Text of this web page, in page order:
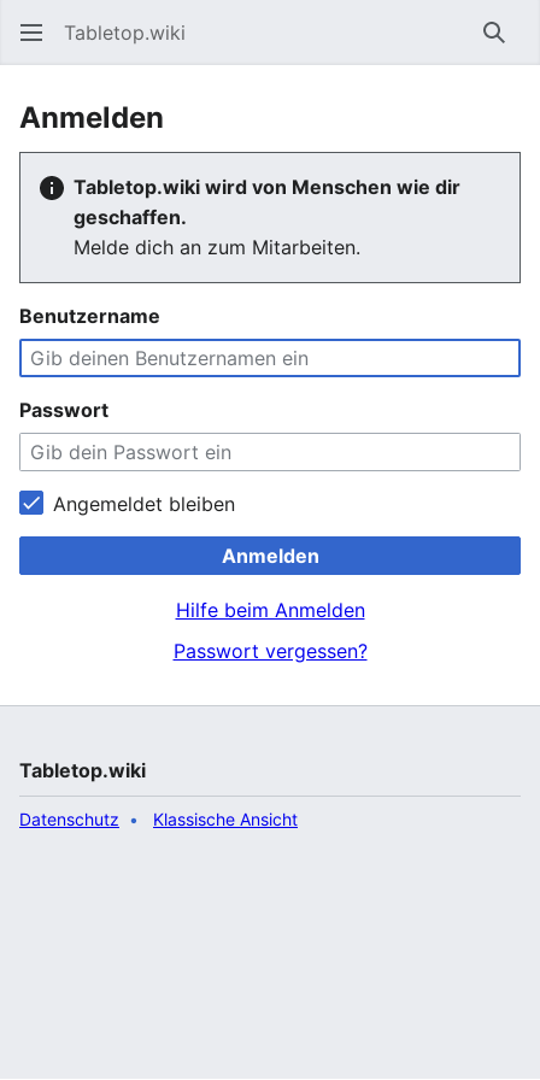
Tabletop.wiki
Anmelden
Tabletop.wiki wird von Menschen wie dir
geschaffen.
Melde dich an zum Mitarbeiten.
Benutzername
Passwort
Angemeldet bleiben
Anmelden
Hilfe beim Anmelden
Passwort vergessen?
Tabletop.wiki
Datenschutz Klassische Ansicht